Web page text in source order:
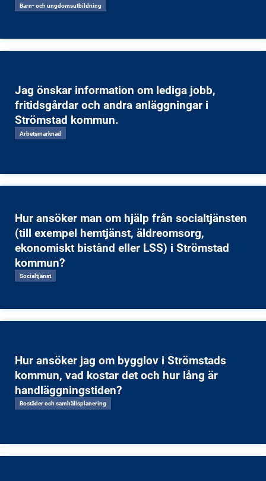
Barn- och ungdomsutbildning
Jag önskar information om lediga jobb,
fritidsgårdar och andra anläggningar i
Strömstad kommun.
Arbetsmarknad
Hur ansöker man om hjälp från socialtjänsten
(till exempel hemtjänst, äldreomsorg,
ekonomiskt bistånd eller LSS) i Strömstad
kommun?
Socialtjänst
Hur ansöker jag om bygglov i Strömstads
kommun, vad kostar det och hur lång är
handläggningstiden?
Bostäder och samhällsplanering